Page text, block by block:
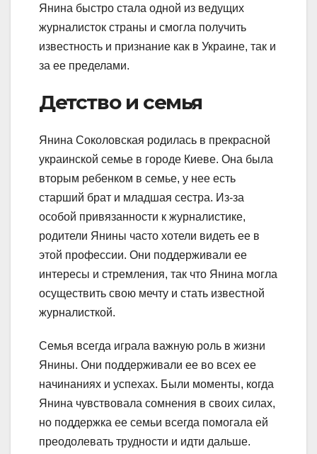
Янина быстро стала одной из ведущих
журналисток страны и смогла получить
известность и признание как в Украине, так и
за ее пределами.
Детство и семья
Янина Соколовская родилась в прекрасной
украинской семье в городе Киеве. Она была
вторым ребенком в семье, у нее есть
старший брат и младшая сестра. Из-за
особой привязанности к журналистике,
родители Янины часто хотели видеть ее в
этой профессии. Они поддерживали ее
интересы и стремления, так что Янина могла
осуществить свою мечту и стать известной
журналисткой.
Семья всегда играла важную роль в жизни
Янины. Они поддерживали ее во всех ее
начинаниях и успехах. Были моменты, когда
Янина чувствовала сомнения в своих силах,
но поддержка ее семьи всегда помогала ей
преодолевать трудности и идти дальше.